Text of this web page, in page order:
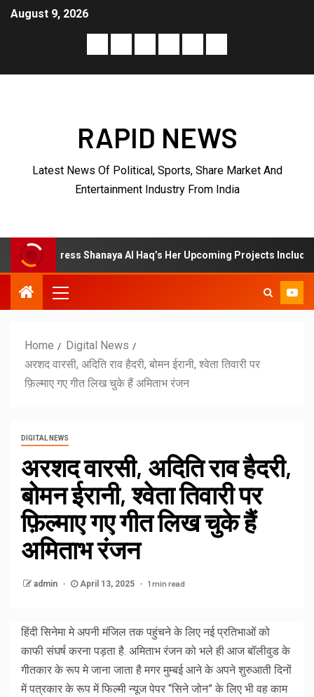
August 9, 2026
RAPID NEWS
Latest News Of Political, Sports, Share Market And
Entertainment Industry From India
Al Haq’s Her Upcoming Projects Include A South Indian Film,
Home
Digital News
अरशद वारसी, अदिति राव हैदरी, बोमन ईरानी, श्वेता तिवारी पर
फ़िल्माए गए गीत लिख चुके हैं अमिताभ रंजन
DIGITAL NEWS
अरशद वारसी, अदिति राव हैदरी,
बोमन ईरानी, श्वेता तिवारी पर
फ़िल्माए गए गीत लिख चुके हैं
अमिताभ रंजन
admin April 13, 2025 1 min read
हिंदी सिनेमा मे अपनी मंजिल तक पहुंचने के लिए नई प्रतिभाओं को
काफी संघर्ष करना पड़ता है. अमिताभ रंजन को भले ही आज बॉलीवुड के
गीतकार के रूप मे जाना जाता है मगर मुम्बई आने के अपने शुरुआती दिनों
में पत्रकार के रूप में फिल्मी न्यूज पेपर “सिने जोन” के लिए भी वह काम